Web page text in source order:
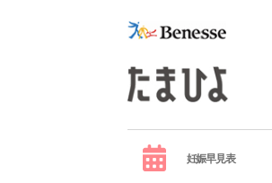
妊娠早見表